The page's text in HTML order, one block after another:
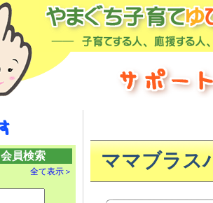
会員検索
全て表示＞ ママブラス